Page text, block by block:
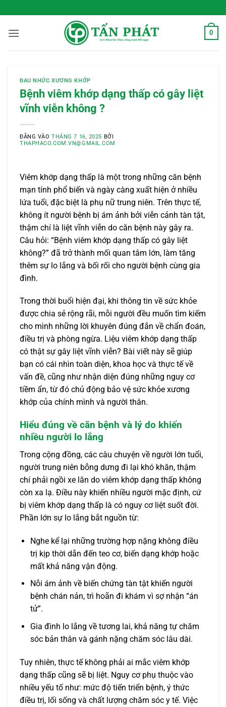
qua
nội
0
ĐAU NHỨC XƯƠNG KHỚP
Bệnh viêm khớp dạng thấp có gây liệt
vĩnh viễn không ?
ĐĂNG VÀOTHÁNG 7 16, 2025 BỞI
THAPHACO.COM.VN@GMAIL.COM
Viêm khớp dạng thấp là một trong những căn bệnh
mạn tính phổ biến và ngày càng xuất hiện ở nhiều
lứa tuổi, đặc biệt là phụ nữ trung niên. Trên thực tế,
không ít người bệnh bị ám ảnh bởi viễn cảnh tàn tật,
thậm chí là liệt vĩnh viễn do căn bệnh này gây ra.
Câu hỏi: “Bệnh viêm khớp dạng thấp có gây liệt
không?” đã trở thành mối quan tâm lớn, làm tăng
thêm sự lo lắng và bối rối cho người bệnh cùng gia
đình.
Trong thời buổi hiện đại, khi thông tin về sức khỏe
được chia sẻ rộng rãi, mỗi người đều muốn tìm kiếm
cho mình những lời khuyên đúng đắn về chẩn đoán,
điều trị và phòng ngừa. Liệu viêm khớp dạng thấp
có thật sự gây liệt vĩnh viễn? Bài viết này sẽ giúp
bạn có cái nhìn toàn diện, khoa học và thực tế về
vấn đề, cũng như nhận diện đúng những nguy cơ
tiềm ẩn, từ đó chủ động bảo vệ sức khỏe xương
khớp của chính mình và người thân.
Hiểu đúng về căn bệnh và lý do khiến
nhiều người lo lắng
Trong cộng đồng, các câu chuyện về người lớn tuổi,
người trung niên bỗng dưng đi lại khó khăn, thậm
chí phải ngồi xe lăn do viêm khớp dạng thấp không
còn xa lạ. Điều này khiến nhiều người mặc định, cứ
bị viêm khớp dạng thấp là có nguy cơ liệt suốt đời.
Phần lớn sự lo lắng bắt nguồn từ:
Nghe kể lại những trường hợp nặng không điều
trị kịp thời dẫn đến teo cơ, biến dạng khớp hoặc
mất khả năng vận động.
Nỗi ám ảnh về biến chứng tàn tật khiến người
bệnh chán nản, trì hoãn đi khám vì sợ nhận “án
tử”.
Gia đình lo lắng về tương lai, khả năng tự chăm
sóc bản thân và gánh nặng chăm sóc lâu dài.
Tuy nhiên, thực tế không phải ai mắc viêm khớp
dạng thấp cũng sẽ bị liệt. Nguy cơ phụ thuộc vào
nhiều yếu tố như: mức độ tiến triển bệnh, ý thức
điều trị, lối sống và chất lượng chăm sóc y tế. Việc